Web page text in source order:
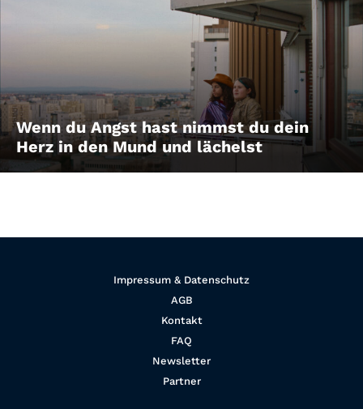
Wenn du Angst hast nimmst du dein
Herz in den Mund und lächelst
Impressum & Datenschutz
AGB
Kontakt
FAQ
Newsletter
Partner